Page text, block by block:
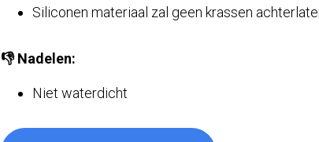
Siliconen materiaal zal geen krassen
👎 Nadelen:
Niet waterdicht